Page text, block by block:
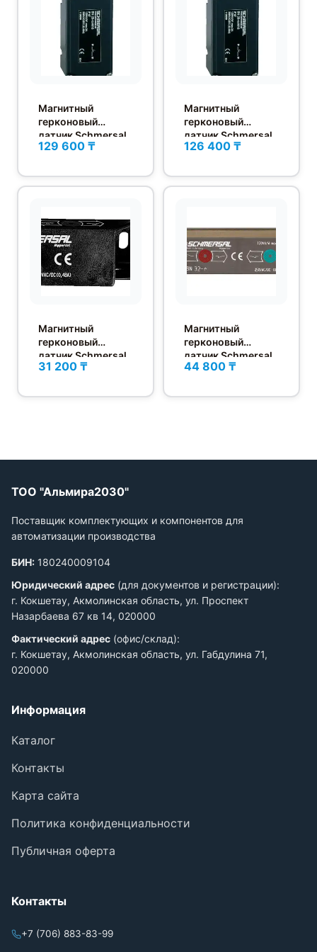
Магнитный
герконовый
датчик Schmersal
BN 20-11RZ
129 600 ₸
Магнитный
герконовый
датчик Schmersal
BN 20-2RZ
126 400 ₸
Магнитный
герконовый
датчик Schmersal
BN 310-10Z
31 200 ₸
Магнитный
герконовый
датчик Schmersal
BN 32-R
44 800 ₸
ТОО "Альмира2030"
Поставщик комплектующих и компонентов для
автоматизации производства
БИН: 180240009104
Юридический адрес (для документов и регистрации):
г. Кокшетау, Акмолинская область, ул. Проспект
Назарбаева 67 кв 14, 020000
Фактический адрес (офис/склад):
г. Кокшетау, Акмолинская область, ул. Габдулина 71,
020000
Информация
Каталог
Контакты
Карта сайта
Политика конфиденциальности
Публичная оферта
Контакты
+7 (706) 883-83-99